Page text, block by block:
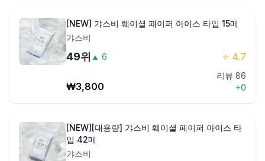
[NEW] 갸스비 훼이셜 페이퍼 아이스 타입 15매
갸스비
49위 ▲ 6 ⭐ 4.7
₩3,800
리뷰 86
+0
[NEW][대용량] 갸스비 훼이셜 페이퍼 아이스 타
입 42매
갸스비